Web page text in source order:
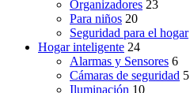
Organizadores 23
Para niños 20
Seguridad para el hogar
Hogar inteligente 24
Alarmas y Sensores 6
Cámaras de seguridad 5
Iluminación 10